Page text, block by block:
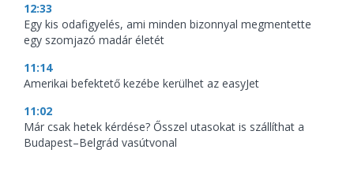
12:33
Egy kis odafigyelés, ami minden bizonnyal megmentette
egy szomjazó madár életét
11:14
Amerikai befektető kezébe kerülhet az easyJet
11:02
Már csak hetek kérdése? Ősszel utasokat is szállíthat a
Budapest–Belgrád vasútvonal